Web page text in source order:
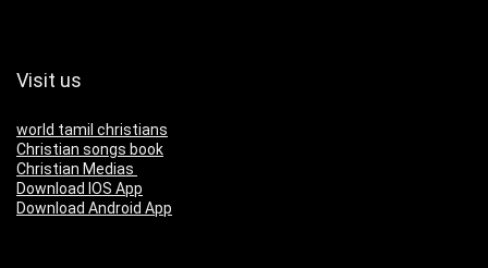
Visit us
world tamil christians
Christian songs book
Christian Medias
Download IOS App
Download Android App